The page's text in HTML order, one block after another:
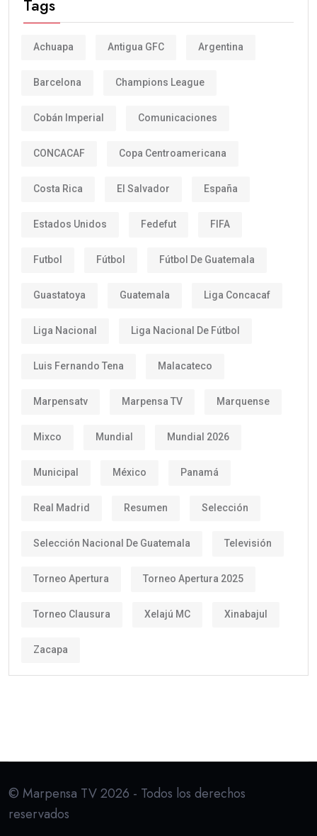
Tags
Achuapa Antigua GFC Argentina
Barcelona Champions League
Cobán Imperial Comunicaciones
CONCACAF Copa Centroamericana
Costa Rica El Salvador España
Estados Unidos Fedefut FIFA
Futbol Fútbol Fútbol De Guatemala
Guastatoya Guatemala Liga Concacaf
Liga Nacional Liga Nacional De Fútbol
Luis Fernando Tena Malacateco
Marpensatv Marpensa TV Marquense
Mixco Mundial Mundial 2026
Municipal México Panamá
Real Madrid Resumen Selección
Selección Nacional De Guatemala Televisión
Torneo Apertura Torneo Apertura 2025
Torneo Clausura Xelajú MC Xinabajul
Zacapa
© Marpensa TV 2026 - Todos los derechos
reservados